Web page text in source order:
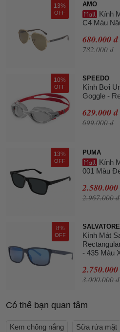
13%
OFF
AMO
Kính
C4 Màu
680.000 đ
782.000 đ
10%
OFF
SPEEDO
Kính Bơi
Goggle -
629.000 đ
699.000 đ
13%
OFF
PUMA
Kính
001 Màu
2.967.000 đ
8%
OFF
Kính Mát
- 435 Màu
3.000.000 đ
Có thể bạn quan tâm
Kem chống nắng Sữa rửa mặt